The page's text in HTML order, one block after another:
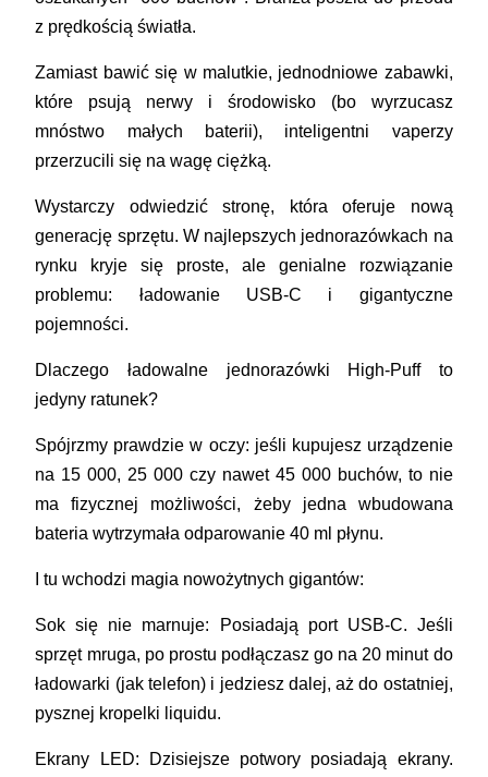
z prędkością światła.
Zamiast bawić się w malutkie, jednodniowe zabawki,
które psują nerwy i środowisko (bo wyrzucasz
mnóstwo małych baterii), inteligentni vaperzy
przerzucili się na wagę ciężką.
Wystarczy odwiedzić stronę, która oferuje nową
generację sprzętu. W najlepszych jednorazówkach na
rynku kryje się proste, ale genialne rozwiązanie
problemu: ładowanie USB-C i gigantyczne
pojemności.
Dlaczego ładowalne jednorazówki High-Puff to
jedyny ratunek?
Spójrzmy prawdzie w oczy: jeśli kupujesz urządzenie
na 15 000, 25 000 czy nawet 45 000 buchów, to nie
ma fizycznej możliwości, żeby jedna wbudowana
bateria wytrzymała odparowanie 40 ml płynu.
I tu wchodzi magia nowożytnych gigantów:
Sok się nie marnuje: Posiadają port USB-C. Jeśli
sprzęt mruga, po prostu podłączasz go na 20 minut do
ładowarki (jak telefon) i jedziesz dalej, aż do ostatniej,
pysznej kropelki liquidu.
Ekrany LED: Dzisiejsze potwory posiadają ekrany.